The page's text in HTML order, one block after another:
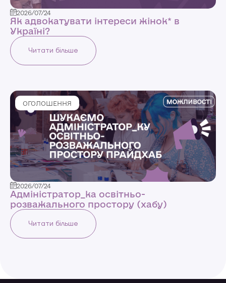
2026/07/24
Як адвокатувати інтереси жінок* в
Україні?
Читати більше
ОГОЛОШЕННЯ
2026/07/24
Адміністратор_ка освітньо-
розважального простору (хабу)
Читати більше